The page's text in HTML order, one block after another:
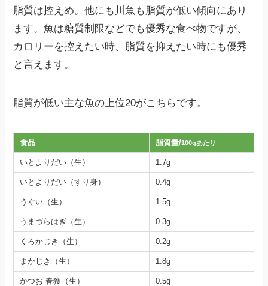
脂質は控えめ。他にも川魚も脂質が低い傾向にあり
ます。魚は糖質制限などでも優秀な食べ物ですが、
カロリーを控えたい時、脂質を抑えたい時にも優秀
と言えます。
脂質が低い主な魚の上位20がこちらです。
食品 脂質量/100gあたり
いとよりだい（生） 1.7g
いとよりだい（すり身） 0.4g
うぐい（生） 1.5g
うまづらはぎ（生） 0.3g
くろかじき（生） 0.2g
まかじき（生） 1.8g
かつお 春獲（生） 0.5g